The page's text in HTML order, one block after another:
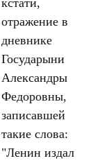
отражение в
дневнике
Государыни
Александры
Федоровны,
записавшей
такие слова:
"Ленин издал